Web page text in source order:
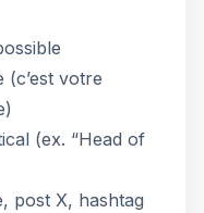
(c’est votre
(ex. “Head of
post X, hashtag